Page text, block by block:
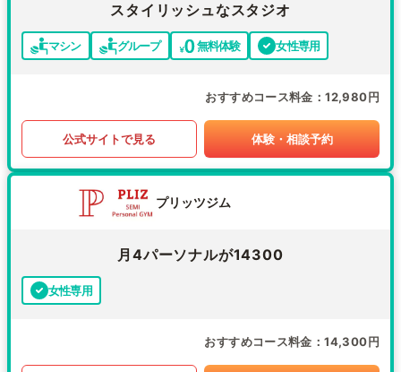
スタイリッシュなスタジオ
マシン グループ 無料体験 女性専用
おすすめコース料金 12,980円
公式サイトで見る 体験・相談予約
プリッツジム
月4パーソナルが14300
女性専用
おすすめコース料金 14,300円